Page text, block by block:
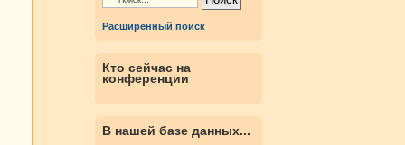
Расширенный поиск
Кто сейчас на
конференции
В нашей базе данных...